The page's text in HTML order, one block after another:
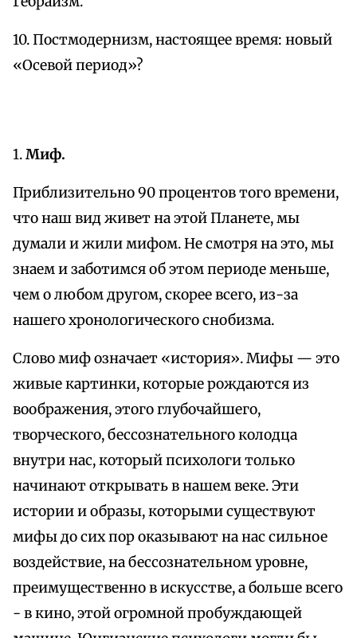
10. Постмодернизм, настоящее время: новый
«Осевой период»?
1.Миф.
Приблизительно 90 процентов того времени,
что наш вид живет на этой Планете, мы
думали и жили мифом. Не смотря на это, мы
знаем и заботимся об этом периоде меньше,
чем о любом другом, скорее всего, из-за
нашего хронологического снобизма.
Слово миф означает «история». Мифы — это
живые картинки, которые рождаются из
воображения, этого глубочайшего,
творческого, бессознательного колодца
внутри нас, который психологи только
начинают открывать в нашем веке. Эти
истории и образы, которыми существуют
мифы до сих пор оказывают на нас сильное
воздействие, на бессознательном уровне,
преимущественно в искусстве, а больше всего
- в кино, этой огромной пробуждающей